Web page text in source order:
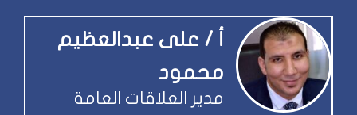
أ / على عبدالعظيم
محمود
مدير العلاقات العامة